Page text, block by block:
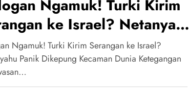
Ngamuk! Turki Kirim
ke Israel? Netanyahu
Dikepung Kecaman Dunia
Ngamuk! Turki Kirim Serangan ke Israel?
Panik Dikepung Kecaman Dunia Ketegangan